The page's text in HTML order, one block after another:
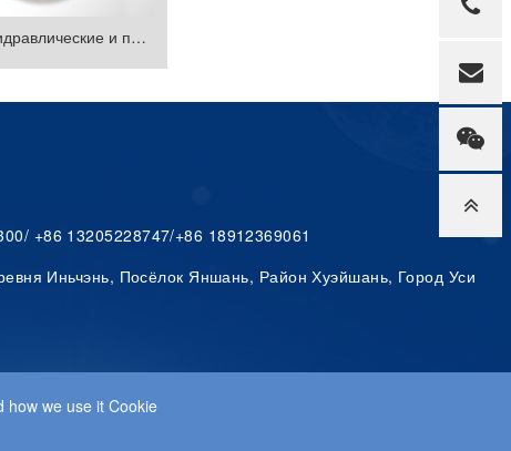
how we use it Cookie
Точные гидравлические и пневматические цилиндровые бочки
+86 13205228747/+86 18912369061
Иньчэнь, Посёлок Яншань, Район Хуэйшань, Город Уси